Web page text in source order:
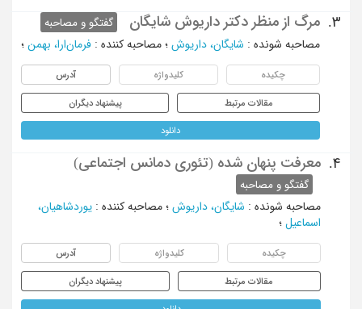
3. مرگ از منظر دکتر داریوش شایگان
گفتگو و مصاحبه
مصاحبه شونده : شایگان، داریوش ؛ مصاحبه کننده : فرمان‌ارا، بهمن ؛
چکیده کلیدواژه آدرس
مقالات مرتبط پیشنهاد دیگران
دانلود
4. معرفت پنهان شده (تئوری دمانس اجتماعی)
گفتگو و مصاحبه
مصاحبه شونده : شایگان، داریوش ؛ مصاحبه کننده : یوردشاهیان،
اسماعیل ؛
چکیده کلیدواژه آدرس
مقالات مرتبط پیشنهاد دیگران